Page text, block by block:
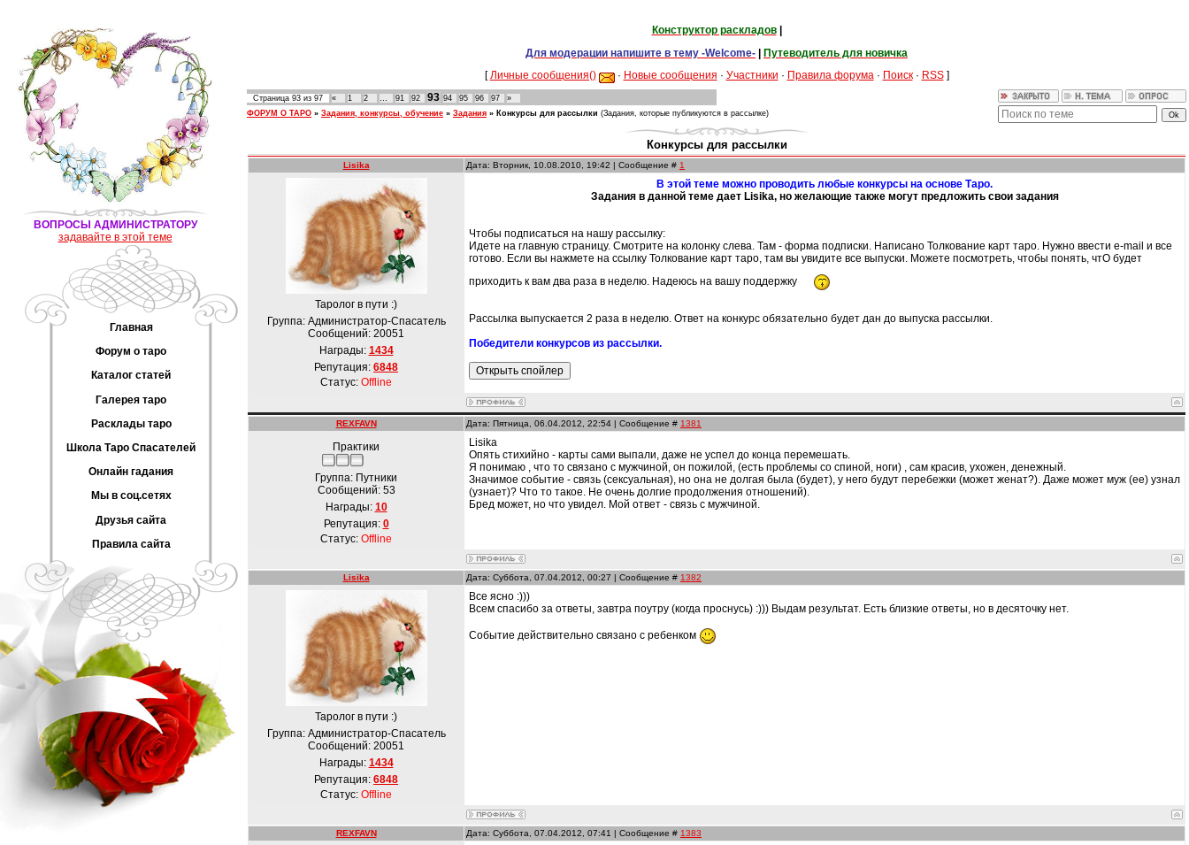
ВОПРОСЫ АДМИНИСТРАТОРУ
задавайте в этой теме
Главная
Форум о таро
Каталог статей
Галерея таро
Расклады таро
Школа Таро Спасателей
Онлайн гадания
Мы в соц.сетях
Друзья сайта
Правила сайта
Конструктор раскладов|
Для модерации напишите в тему -Welcome-
Путеводитель для новичка
[ Личные сообщения() · Новые сообщения · Участники · Правила форума · Поиск· RSS]
Страница 93 из 97 « 1 2 … 91 92 93 94 95 96 97
»
ФОРУМ О ТАРО » Задания, конкурсы, обучение » Задания » Конкурсы для рассылки (Задания, которые публикуются в рассылке)
Конкурсы для рассылки
Lisika Дата: Вторник, 10.08.2010, 19:42 | Сообщение # 1
Таролог в пути :)
Группа: Администратор-Спасатель
Сообщений: 20051
Награды: 1434
Репутация: 6848
Статус: Offline
В этой теме можно проводить любые конкурсы на основе Таро.
Задания в данной теме дает Lisika, но желающие также могут предложить свои задания
Чтобы подписаться на нашу рассылку:
Идете на главную страницу. Смотрите на колонку слева. Там - форма подписки. Написано Толкование карт таро. Нужно ввести e-mail и все
готово. Если вы нажмете на ссылку Толкование карт таро, там вы увидите все выпуски. Можете посмотреть, чтобы понять, чтО будет
приходить к вам два раза в неделю. Надеюсь на вашу поддержку
Рассылка выпускается 2 раза в неделю. Ответ на конкурс обязательно будет дан до выпуска рассылки.
Победители конкурсов из рассылки.
REXFAVN Дата: Пятница, 06.04.2012, 22:54 | Сообщение # 1381
Практики
Группа: Путники
Сообщений: 53
Награды: 10
Репутация: 0
Статус: Offline
Lisika
Опять стихийно - карты сами выпали, даже не успел до конца перемешать.
Я понимаю , что то связано с мужчиной, он пожилой, (есть проблемы со спиной, ноги) , сам красив, ухожен, денежный.
Значимое событие - связь (сексуальная), но она не долгая была (будет), у него будут перебежки (может женат?). Даже может муж (ее) узнал
(узнает)? Что то такое. Не очень долгие продолжения отношений).
Бред может, но что увидел. Мой ответ - связь с мужчиной.
Lisika Дата: Суббота, 07.04.2012, 00:27 | Сообщение # 1382
Таролог в пути :)
Группа: Администратор-Спасатель
Сообщений: 20051
Награды: 1434
Репутация: 6848
Статус: Offline
Все ясно :)))
Всем спасибо за ответы, завтра поутру (когда проснусь) :))) Выдам результат. Есть близкие ответы, но в десяточку нет.
Событие действительно связано с ребенком
REXFAVN Дата: Суббота, 07.04.2012, 07:41 | Сообщение # 1383